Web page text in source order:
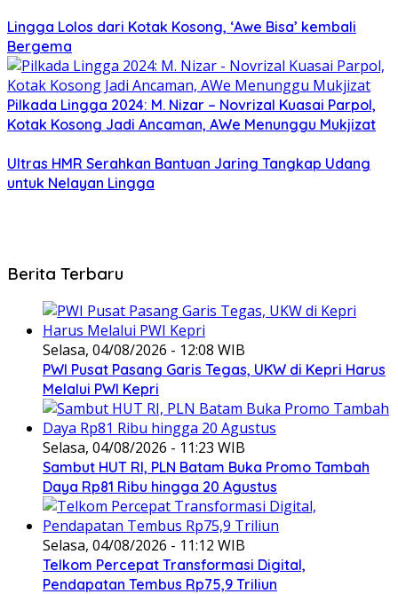
Lingga Lolos dari Kotak Kosong, ‘Awe Bisa’ kembali
Bergema
Pilkada Lingga 2024: M. Nizar – Novrizal Kuasai Parpol,
Kotak Kosong Jadi Ancaman, AWe Menunggu Mukjizat
Ultras HMR Serahkan Bantuan Jaring Tangkap Udang
untuk Nelayan Lingga
Berita Terbaru
Selasa, 04/08/2026 - 12:08 WIB
PWI Pusat Pasang Garis Tegas, UKW di Kepri Harus
Melalui PWI Kepri
Selasa, 04/08/2026 - 11:23 WIB
Sambut HUT RI, PLN Batam Buka Promo Tambah
Daya Rp81 Ribu hingga 20 Agustus
Selasa, 04/08/2026 - 11:12 WIB
Telkom Percepat Transformasi Digital,
Pendapatan Tembus Rp75,9 Triliun